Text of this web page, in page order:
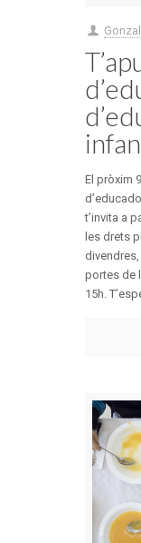
El pròxim
t’invita a
les drets
portes de
15h.